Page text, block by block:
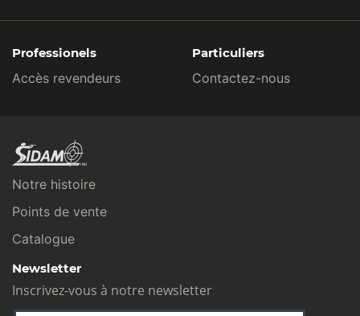
Professionels
Accès revendeurs
Particuliers
Contactez-nous
Notre histoire
Points de vente
Catalogue
Newsletter
Inscrivez-vous à notre newsletter